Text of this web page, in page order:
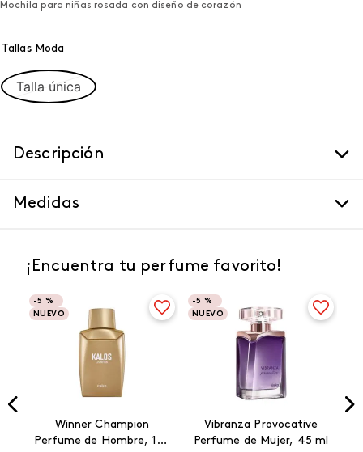
Mochila para niñas rosada con diseño de corazón
Tallas Moda
Talla única
Descripción
Medidas
¡Encuentra tu perfume favorito!
-5 %
NUEVO
Winner Champion
Perfume de Hombre, 100
-5 %
NUEVO
Vibranza Provocative
Perfume de Mujer, 45 ml